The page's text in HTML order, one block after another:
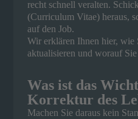
recht schnell veralten.
(Curriculum Vitae) heraus,
auf den Job.
Wir erklären Ihnen hier,
aktualisieren und worauf
Was ist das
Korrektur des
Machen Sie daraus kein